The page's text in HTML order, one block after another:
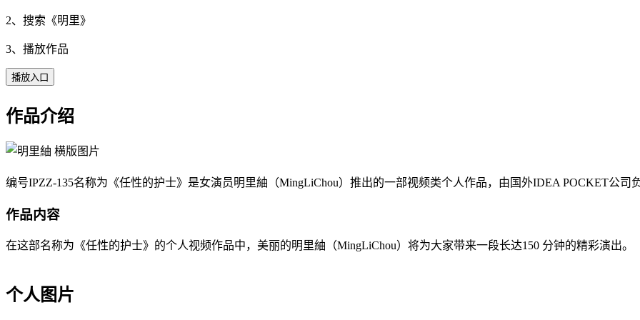
2、搜索《明里》
3、播放作品
播放入口
作品介绍
编号IPZZ-135名称为《任性的护士》是女演员明里紬（MingLiChou）推出的一部视频类个人作品，由国外IDEA POCKET公司
作品内容
在这部名称为《任性的护士》的个人视频作品中，美丽的明里紬（MingLiChou）将为大家带来一段长达150 分钟的精彩演出。
个人图片